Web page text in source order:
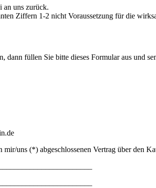
an uns zurück.
Ziffern 1-2 nicht Voraussetzung für die
dann füllen Sie bitte dieses Formular aus und
uns (*) abgeschlossenen Vertrag über den